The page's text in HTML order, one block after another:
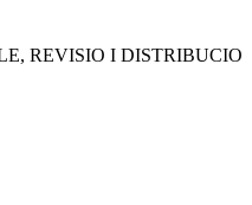
REVISIO I DISTRIBUCIO